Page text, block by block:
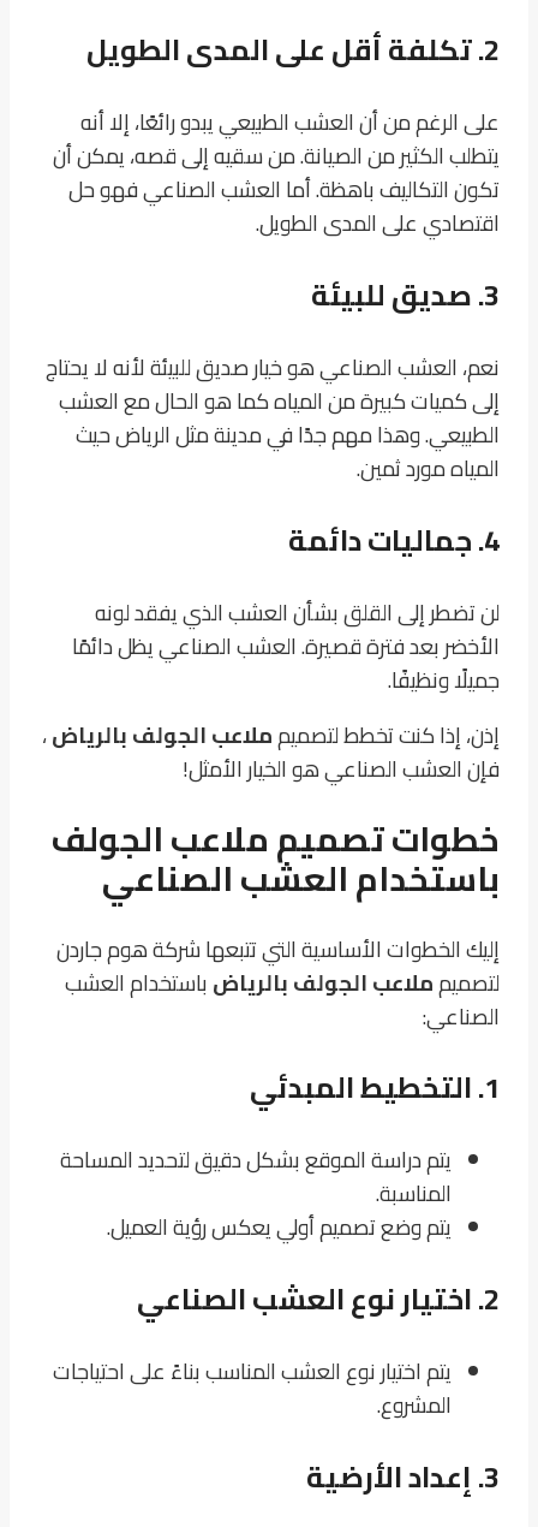
2. تكلفة أقل على المدى الطويل
على الرغم من أن العشب الطبيعي يبدو رائعًا، إلا أنه
يتطلب الكثير من الصيانة. من سقيه إلى قصه، يمكن أن
تكون التكاليف باهظة. أما العشب الصناعي فهو حل
اقتصادي على المدى الطويل.
3. صديق للبيئة
نعم، العشب الصناعي هو خيار صديق للبيئة لأنه لا يحتاج
إلى كميات كبيرة من المياه كما هو الحال مع العشب
الطبيعي. وهذا مهم جدًا في مدينة مثل الرياض حيث
المياه مورد ثمين.
4. جماليات دائمة
لن تضطر إلى القلق بشأن العشب الذي يفقد لونه
الأخضر بعد فترة قصيرة. العشب الصناعي يظل دائمًا
جميلًا ونظيفًا.
إذن، إذا كنت تخطط لتصميمملاعب الجولف بالرياض،
فإن العشب الصناعي هو الخيار الأمثل!
خطوات تصميم ملاعب الجولف
باستخدام العشب الصناعي
إليك الخطوات الأساسية التي تتبعها شركة هوم جاردن
لتصميمملاعب الجولف بالرياض باستخدام العشب
الصناعي:
1. التخطيط المبدئي
يتم دراسة الموقع بشكل دقيق لتحديد المساحة
المناسبة.
يتم وضع تصميم أولي يعكس رؤية العميل.
2. اختيار نوع العشب الصناعي
يتم اختيار نوع العشب المناسب بناءً على احتياجات
المشروع.
3. إعداد الأرضية